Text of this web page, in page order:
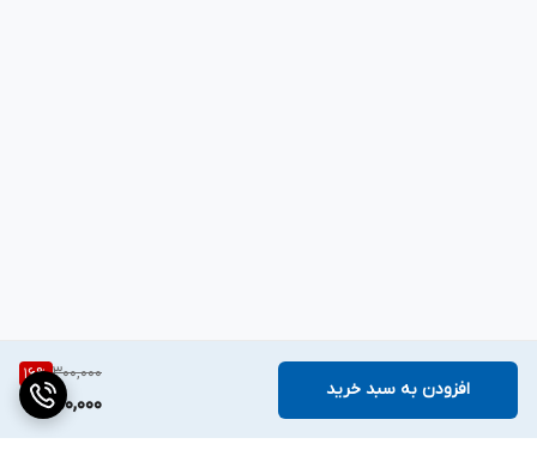
300,000
16%
250,000
افزودن به سبد خرید